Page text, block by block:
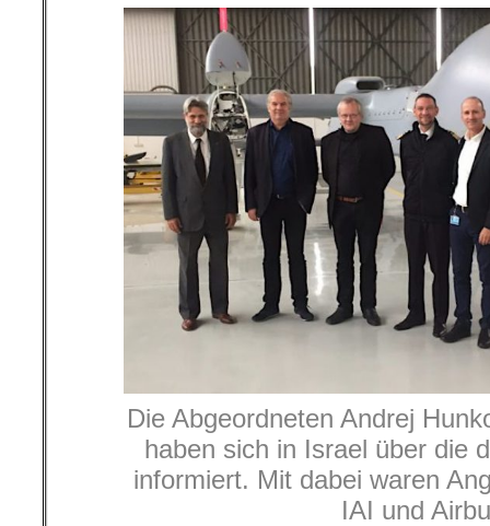
Die Abgeordneten Andrej
haben sich in Israel über die
informiert. Mit dabei waren
IAI und